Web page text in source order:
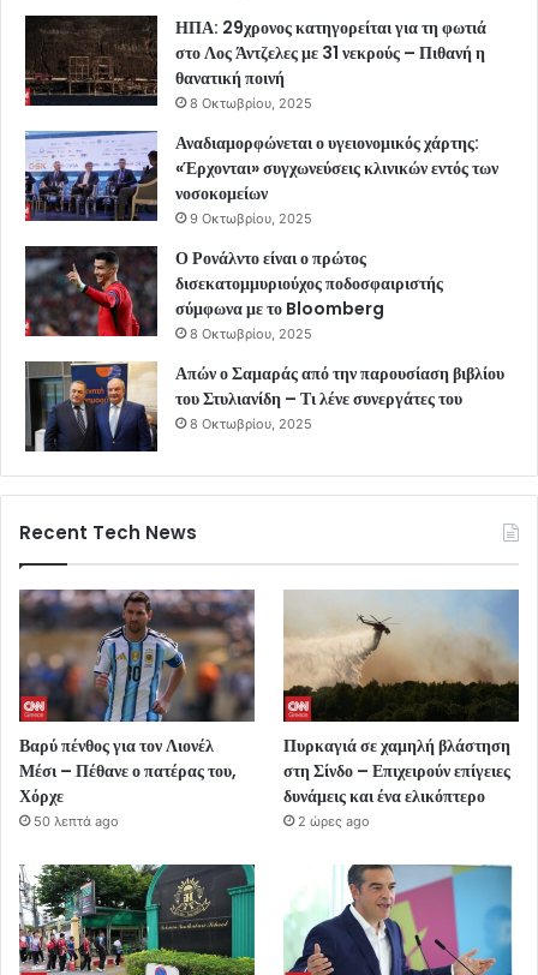
ΗΠΑ: 29χρονος κατηγορείται για τη φωτιά
στο Λος Άντζελες με 31 νεκρούς – Πιθανή η
θανατική ποινή
8 Οκτωβρίου, 2025
Αναδιαμορφώνεται ο υγειονομικός χάρτης:
«Έρχονται» συγχωνεύσεις κλινικών εντός των
νοσοκομείων
9 Οκτωβρίου, 2025
Ο Ρονάλντο είναι ο πρώτος
δισεκατομμυριούχος ποδοσφαιριστής
σύμφωνα με το Bloomberg
8 Οκτωβρίου, 2025
Απών ο Σαμαράς από την παρουσίαση βιβλίου
του Στυλιανίδη – Τι λένε συνεργάτες του
8 Οκτωβρίου, 2025
Recent Tech News
Βαρύ πένθος για τον Λιονέλ
Μέσι – Πέθανε ο πατέρας του,
Χόρχε
50 λεπτά ago
Πυρκαγιά σε χαμηλή βλάστηση
στη Σίνδο – Επιχειρούν επίγειες
δυνάμεις και ένα ελικόπτερο
2 ώρες ago